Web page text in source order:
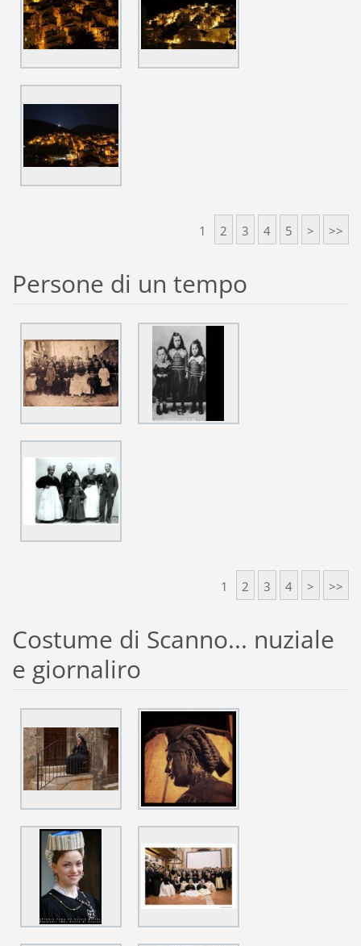
1 2 3 4 5 > >>
Persone di un tempo
1 2 3 4 > >>
Costume di Scanno... nuziale
e giornaliro